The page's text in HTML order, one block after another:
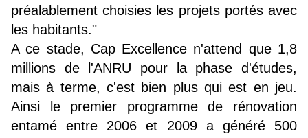
préalablement choisies les projets portés avec
les habitants."
A ce stade, Cap Excellence n'attend que 1,8
millions de l'ANRU pour la phase d'études,
mais à terme, c'est bien plus qui est en jeu.
Ainsi le premier programme de rénovation
entamé entre 2006 et 2009 a généré 500